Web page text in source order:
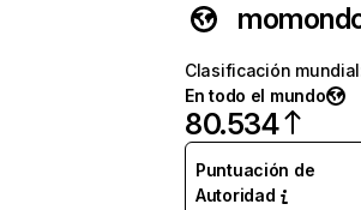
Clasificación mundial
En todo el mundo
80.534
Puntuación de
Autoridad